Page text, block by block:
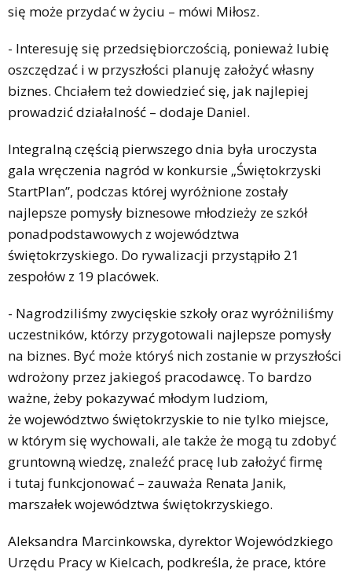
się może przydać w życiu – mówi Miłosz.
- Interesuję się przedsiębiorczością, ponieważ lubię
oszczędzać i w przyszłości planuję założyć własny
biznes. Chciałem też dowiedzieć się, jak najlepiej
prowadzić działalność – dodaje Daniel.
Integralną częścią pierwszego dnia była uroczysta
gala wręczenia nagród w konkursie „Świętokrzyski
StartPlan”, podczas której wyróżnione zostały
najlepsze pomysły biznesowe młodzieży ze szkół
ponadpodstawowych z województwa
świętokrzyskiego. Do rywalizacji przystąpiło 21
zespołów z 19 placówek.
- Nagrodziliśmy zwycięskie szkoły oraz wyróżniliśmy
uczestników, którzy przygotowali najlepsze pomysły
na biznes. Być może któryś nich zostanie w przyszłości
wdrożony przez jakiegoś pracodawcę. To bardzo
ważne, żeby pokazywać młodym ludziom,
że województwo świętokrzyskie to nie tylko miejsce,
w którym się wychowali, ale także że mogą tu zdobyć
gruntowną wiedzę, znaleźć pracę lub założyć firmę
i tutaj funkcjonować – zauważa Renata Janik,
marszałek województwa świętokrzyskiego.
Aleksandra Marcinkowska, dyrektor Wojewódzkiego
Urzędu Pracy w Kielcach, podkreśla, że prace, które